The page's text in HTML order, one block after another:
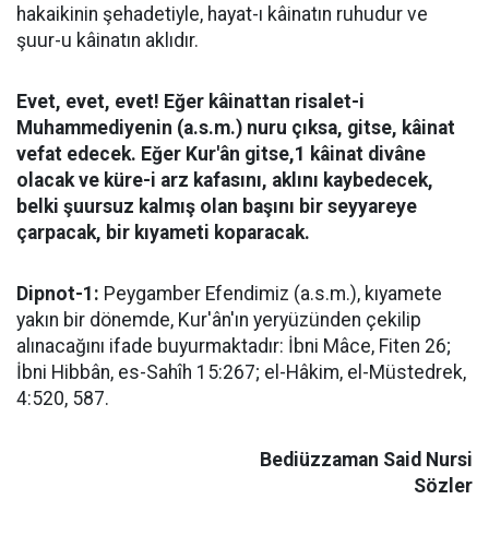
hakaikinin şehadetiyle, hayat-ı kâinatın ruhudur ve
şuur-u kâinatın aklıdır.
Evet, evet, evet! Eğer kâinattan risalet-i
Muhammediyenin (a.s.m.) nuru çıksa, gitse, kâinat
vefat edecek. Eğer Kur'ân gitse,1 kâinat divâne
olacak ve küre-i arz kafasını, aklını kaybedecek,
belki şuursuz kalmış olan başını bir seyyareye
çarpacak, bir kıyameti koparacak.
Dipnot-1: Peygamber Efendimiz (a.s.m.), kıyamete
yakın bir dönemde, Kur'ân'ın yeryüzünden çekilip
alınacağını ifade buyurmaktadır: İbni Mâce, Fiten 26;
İbni Hibbân, es-Sahîh 15:267; el-Hâkim, el-Müstedrek,
4:520, 587.
Bediüzzaman Said Nursi
Sözler